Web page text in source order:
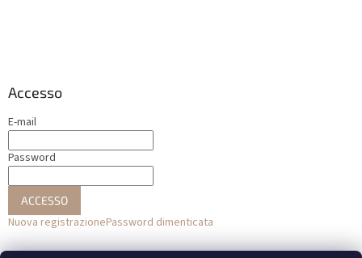
Accesso
E-mail
Password
ACCESSO
Nuova registrazionePassword dimenticata
o